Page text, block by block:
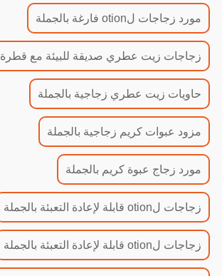
مورد زجاجات لotion فارغة بالجملة
زجاجات زيت عطري صديقة للبيئة مع قطرة
حاويات زيت عطري زجاجية بالجملة
مزود عبوات كريم زجاجية بالجملة
مورد زجاج عبوة كريم بالجملة
زجاجات لotion قابلة لإعادة التعبئة بالجملة
زجاجات لotion قابلة لإعادة التعبئة بالجملة